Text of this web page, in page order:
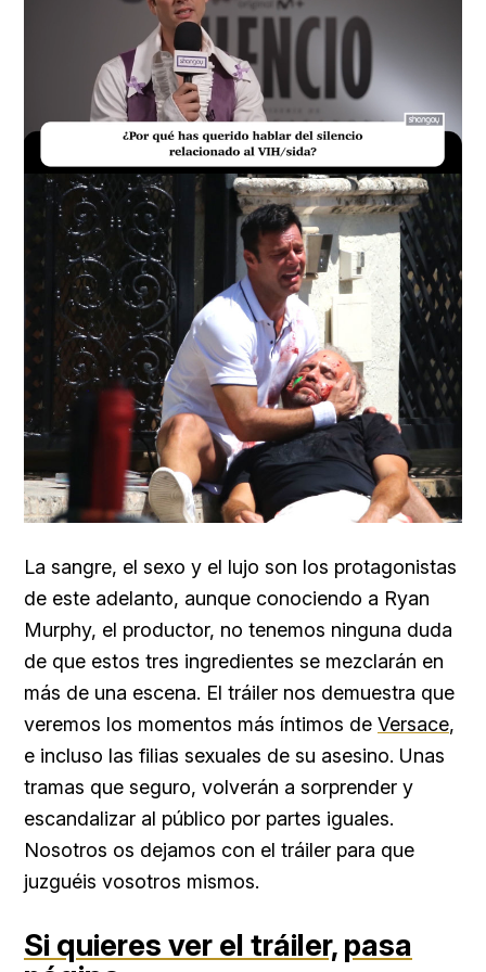
17.60%
La sangre, el sexo y el lujo son los protagonistas
de este adelanto, aunque conociendo a Ryan
Murphy, el productor, no tenemos ninguna duda
de que estos tres ingredientes se mezclarán en
más de una escena. El tráiler nos demuestra que
veremos los momentos más íntimos de Versace,
e incluso las filias sexuales de su asesino. Unas
tramas que seguro, volverán a sorprender y
escandalizar al público por partes iguales.
Nosotros os dejamos con el tráiler para que
juzguéis vosotros mismos.
Si quieres ver el tráiler, pasa